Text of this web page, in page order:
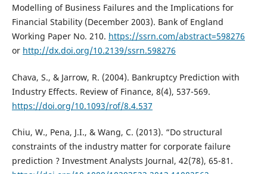
Modelling of Business Failures and the Implications for
Financial Stability (December 2003). Bank of England
Working Paper No. 210. https://ssrn.com/abstract=598276
or http://dx.doi.org/10.2139/ssrn.598276
Chava, S., & Jarrow, R. (2004). Bankruptcy Prediction with
Industry Effects. Review of Finance, 8(4), 537-569.
https://doi.org/10.1093/rof/8.4.537
Chiu, W., Pena, J.I., & Wang, C. (2013). “Do structural
constraints of the industry matter for corporate failure
prediction ? Investment Analysts Journal, 42(78), 65-81.